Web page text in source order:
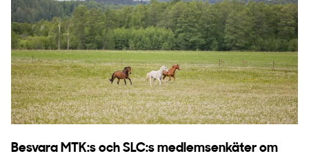
Besvara MTK:s och SLC:s medlemsenkäter om